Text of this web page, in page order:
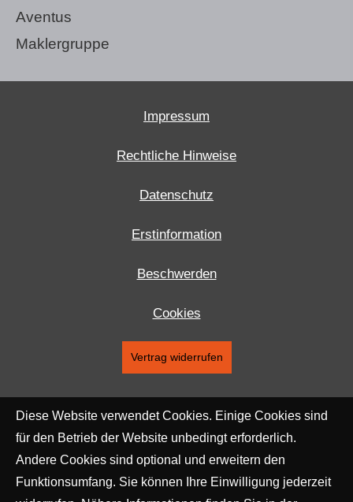
Aventus
Maklergruppe
Impressum
Rechtliche Hinweise
Datenschutz
Erstinformation
Beschwerden
Cookies
Vertrag widerrufen
Diese Website verwendet Cookies. Einige Cookies sind
für den Betrieb der Website unbedingt erforderlich.
Andere Cookies sind optional und erweitern den
Funktionsumfang. Sie können Ihre Einwilligung jederzeit